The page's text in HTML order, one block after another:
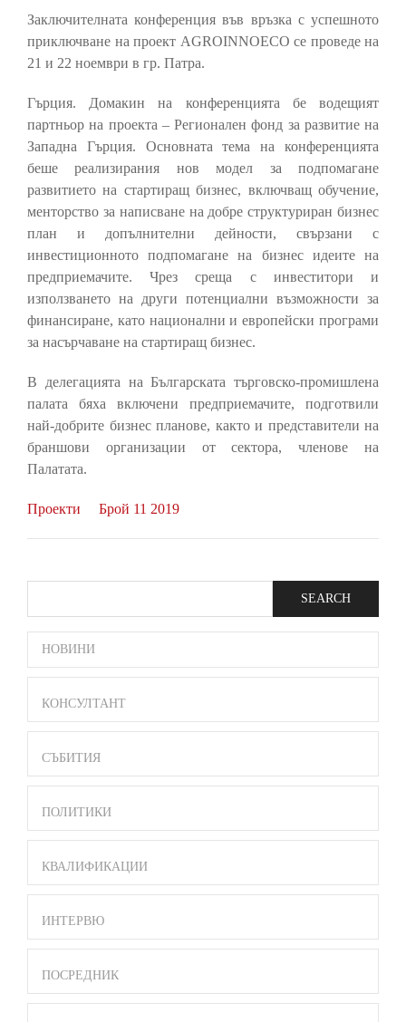
Заключителната конференция във връзка с успешното
приключване на проект AGROINNOECO се проведе на
21 и 22 ноември в гр. Патра.
Гърция. Домакин на конференцията бе водещият
партньор на проекта – Регионален фонд за развитие на
Западна Гърция. Основната тема на конференцията
беше реализирания нов модел за подпомагане
развитието на стартиращ бизнес, включващ обучение,
менторство за написване на добре структуриран бизнес
план и допълнителни дейности, свързани с
инвестиционното подпомагане на бизнес идеите на
предприемачите. Чрез среща с инвеститори и
използването на други потенциални възможности за
финансиране, като национални и европейски програми
за насърчаване на стартиращ бизнес.
В делегацията на Българската търговско-промишлена
палата бяха включени предприемачите, подготвили
най-добрите бизнес планове, както и представители на
браншови организации от сектора, членове на
Палатата.
Проекти Брой 11 2019
SIDE
BAR
MENU
НОВИНИ
КОНСУЛТАНТ
СЪБИТИЯ
ПОЛИТИКИ
КВАЛИФИКАЦИИ
ИНТЕРВЮ
ПОСРЕДНИК